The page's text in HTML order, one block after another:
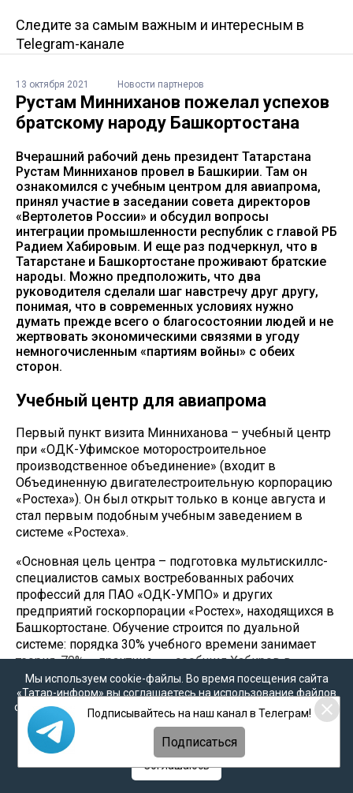
Следите за самым важным и интересным в
Telegram-канале
13 октября 2021 Новости партнеров
Рустам Минниханов пожелал успехов
братскому народу Башкортостана
Вчерашний рабочий день президент Татарстана
Рустам Минниханов провел в Башкирии. Там он
ознакомился с учебным центром для авиапрома,
принял участие в заседании совета директоров
«Вертолетов России» и обсудил вопросы
интеграции промышленности республик с главой РБ
Радием Хабировым. И еще раз подчеркнул, что в
Татарстане и Башкортостане проживают братские
народы. Можно предположить, что два
руководителя сделали шаг навстречу друг другу,
понимая, что в современных условиях нужно
думать прежде всего о благосостоянии людей и не
жертвовать экономическими связями в угоду
немногочисленным «партиям войны» с обеих
сторон.
Учебный центр для авиапрома
Первый пункт визита Минниханова – учебный центр
при «ОДК-Уфимское моторостроительное
производственное объединение» (входит в
Объединенную двигателестроительную корпорацию
«Ростеха»). Он был открыт только в конце августа и
стал первым подобным учебным заведением в
системе «Ростеха».
«Основная цель центра – подготовка мультискиллс-
специалистов самых востребованных рабочих
профессий для ПАО «ОДК-УМПО» и других
предприятий госкорпорации «Ростех», находящихся в
Башкортостане. Обучение строится по дуальной
системе: порядка 30% учебного времени занимает
теория, 70% – практика», – сообщил Хабиров в
Instagram после визита в центр.
Оборудование в учебном заведении
аналогично тому, что используется в реальном
производстве авиационных двигателей. Всего здесь
планируется готовить 2 тыс. специалистов в год.
Общий объем инвестиций в создание центра
Мы используем cookie-файлы. Во время посещения сайта
«Татар-информ» вы соглашаетесь на использование файлов
cookie в соответствии с настоящим уведомлением, согласием
наобработку персональных данных,Политикой о
персональных данных
Политикой конфиденциальности
Соглашаюсь
Подписывайтесь на наш канал в Телеграм!
Подписаться